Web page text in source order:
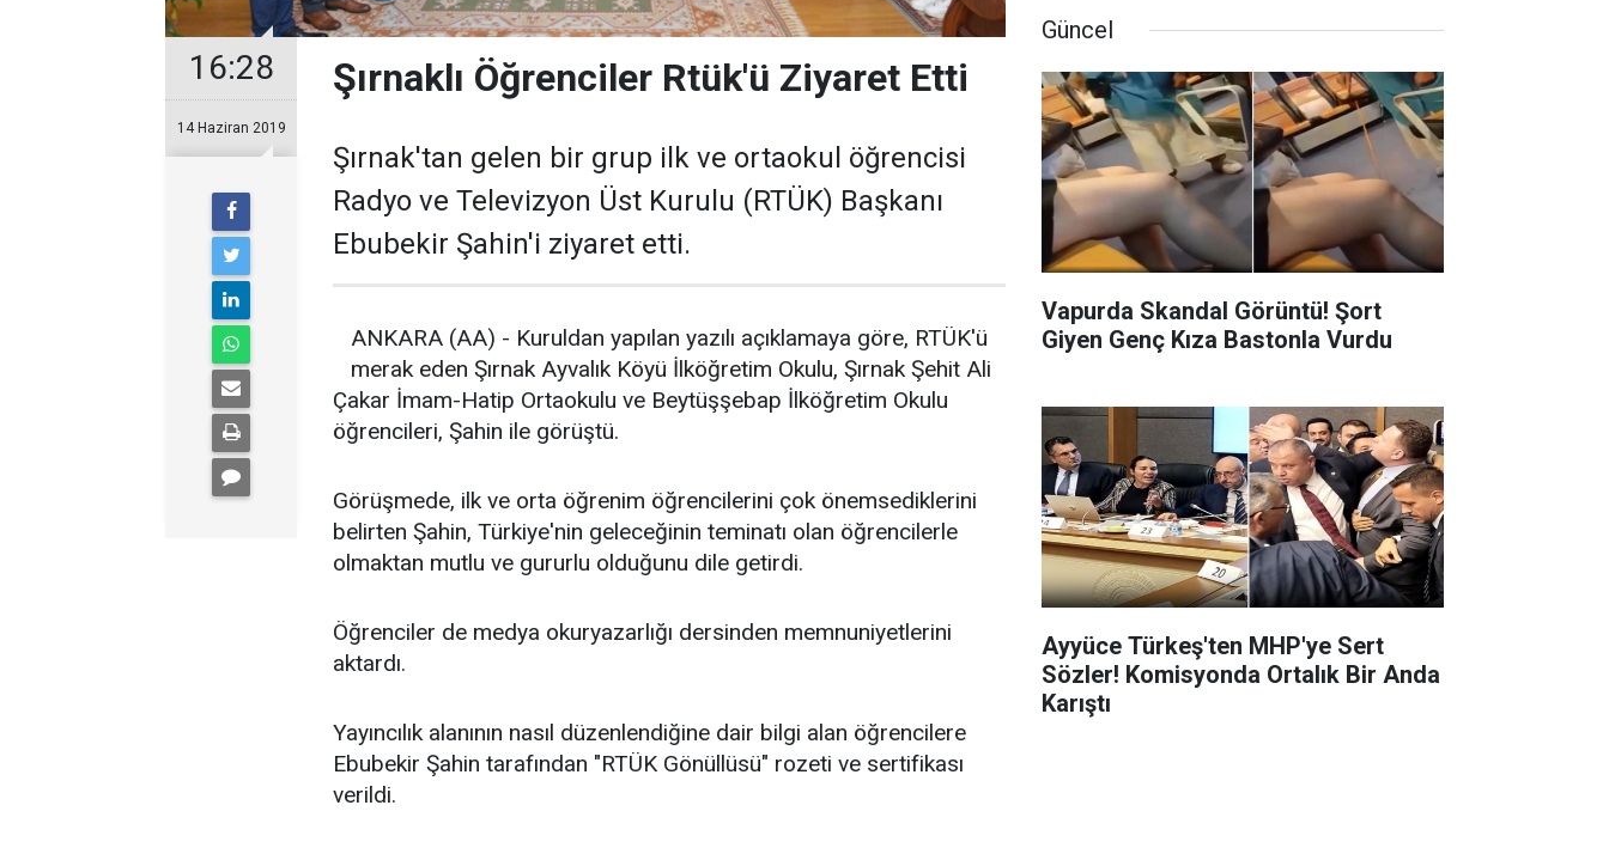
16:28
14 Haziran 2019
Şırnaklı Öğrenciler Rtük'ü Ziyaret Etti
Şırnak'tan gelen bir grup ilk ve ortaokul öğrencisi
Radyo ve Televizyon Üst Kurulu (RTÜK) Başkanı
Ebubekir Şahin'i ziyaret etti.
ANKARA (AA) - Kuruldan yapılan yazılı açıklamaya göre, RTÜK'ü
merak eden Şırnak Ayvalık Köyü İlköğretim Okulu, Şırnak Şehit Ali
Çakar İmam-Hatip Ortaokulu ve Beytüşşebap İlköğretim Okulu
öğrencileri, Şahin ile görüştü.
Görüşmede, ilk ve orta öğrenim öğrencilerini çok önemsediklerini
belirten Şahin, Türkiye'nin geleceğinin teminatı olan öğrencilerle
olmaktan mutlu ve gururlu olduğunu dile getirdi.
Öğrenciler de medya okuryazarlığı dersinden memnuniyetlerini
aktardı.
Yayıncılık alanının nasıl düzenlendiğine dair bilgi alan öğrencilere
Ebubekir Şahin tarafından "RTÜK Gönüllüsü" rozeti ve sertifikası
verildi.
Güncel
Vapurda Skandal Görüntü! Şort
Giyen Genç Kıza Bastonla Vurdu
Ayyüce Türkeş'ten MHP'ye Sert
Sözler! Komisyonda Ortalık Bir Anda
Karıştı